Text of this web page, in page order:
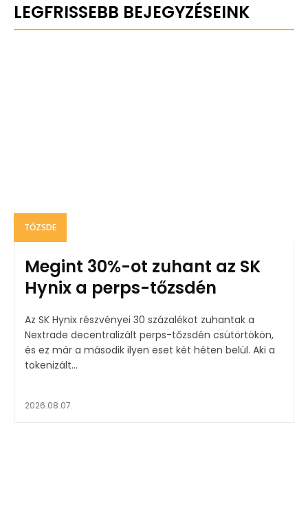
LEGFRISSEBB BEJEGYZÉSEINK
TŐZSDE
Megint 30%-ot zuhant az SK
Hynix a perps-tőzsdén
Az SK Hynix részvényei 30 százalékot zuhantak a
Nextrade decentralizált perps-tőzsdén csütörtökön,
és ez már a második ilyen eset két héten belül. Aki a
tokenizált...
2026.08.07.